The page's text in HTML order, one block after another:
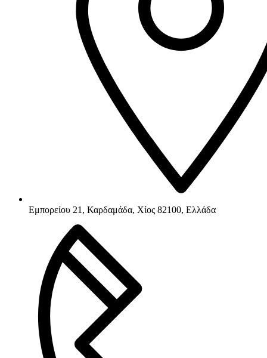
Εμπορείου 21, Καρδαμάδα, Χίος 82100, Ελλάδα